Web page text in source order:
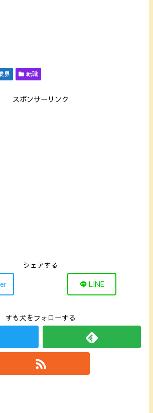
界 転職
スポンサーリンク
シェアする
LINE
すも犬をフォローする